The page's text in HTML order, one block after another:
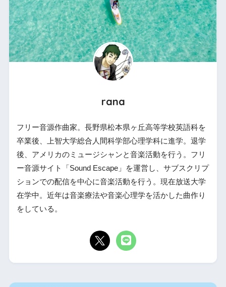
rana
フリー音源作曲家。長野県松本県ヶ丘高等学校英語科を
卒業後、上智大学総合人間科学部心理学科に進学。退学
後、アメリカのミュージシャンと音楽活動を行う。フリ
ー音源サイト「Sound Escape」を運営し、サブスクリプ
ションでの配信を中心に音楽活動を行う。現在放送大学
在学中。近年は音楽療法や音楽心理学を活かした曲作り
をしている。